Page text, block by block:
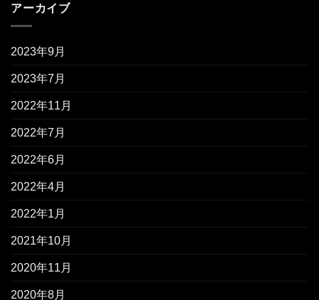
アーカイブ
2023年9月
2023年7月
2022年11月
2022年7月
2022年6月
2022年4月
2022年1月
2021年10月
2020年11月
2020年8月